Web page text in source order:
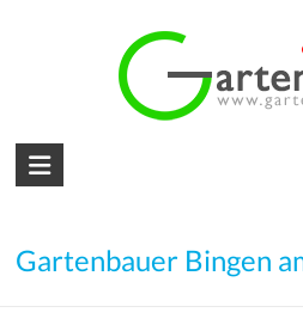
den
Gartenbauer Bingen